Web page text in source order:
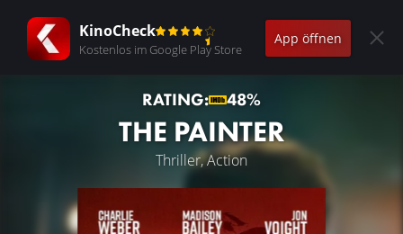
KinoCheck
Kostenlos im Google Play Store
App öffnen
RATING: 48%
THE PAINTER
Thriller, Action